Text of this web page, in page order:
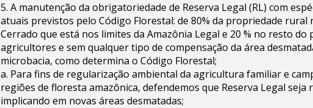
5. A manutenção da obrigatoriedade de Reserva Legal (RL) com
atuais previstos pelo Código Florestal: de 80% da propriedade rural
Cerrado que está nos limites da Amazônia Legal e 20 % no resto do
agricultores e sem qualquer tipo de compensação da área
microbacia, como determina o Código Florestal;
a. Para fins de regularização ambiental da agricultura familiar e
regiões de floresta amazônica, defendemos que Reserva Legal seja
implicando em novas áreas desmatadas;